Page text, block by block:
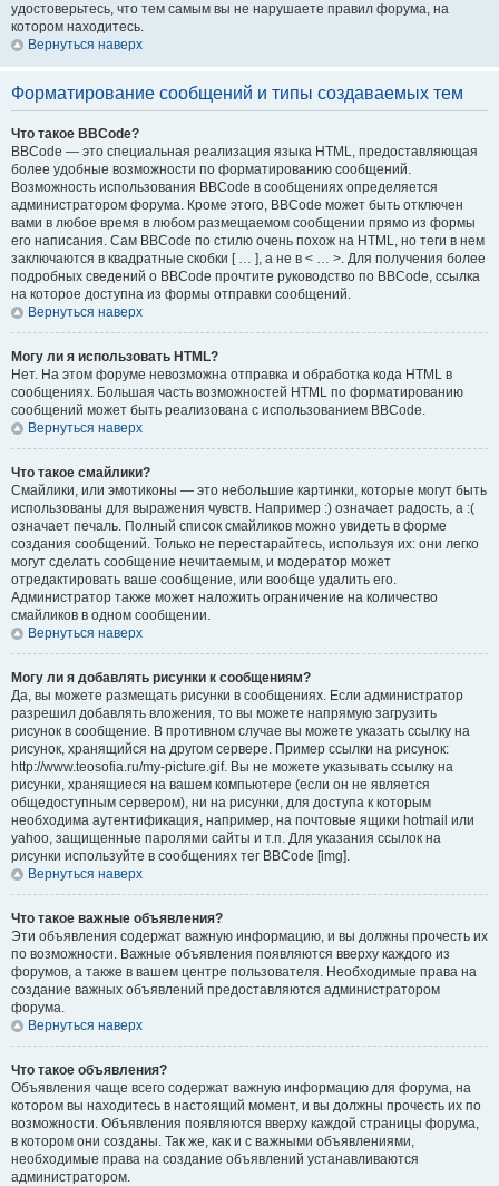
удостоверьтесь, что тем самым вы не нарушаете правил форума, на
котором находитесь.
Вернуться наверх
Форматирование сообщений и типы создаваемых тем
Что такое BBCode?
BBCode — это специальная реализация языка HTML, предоставляющая
более удобные возможности по форматированию сообщений.
Возможность использования BBCode в сообщениях определяется
администратором форума. Кроме этого, BBCode может быть отключен
вами в любое время в любом размещаемом сообщении прямо из формы
его написания. Сам BBCode по стилю очень похож на HTML, но теги в нем
заключаются в квадратные скобки [ … ], а не в < … >. Для получения более
подробных сведений о BBCode прочтите руководство по BBCode, ссылка
на которое доступна из формы отправки сообщений.
Вернуться наверх
Могу ли я использовать HTML?
Нет. На этом форуме невозможна отправка и обработка кода HTML в
сообщениях. Большая часть возможностей HTML по форматированию
сообщений может быть реализована с использованием BBCode.
Вернуться наверх
Что такое смайлики?
Смайлики, или эмотиконы — это небольшие картинки, которые могут быть
использованы для выражения чувств. Например :) означает радость, а :(
означает печаль. Полный список смайликов можно увидеть в форме
создания сообщений. Только не перестарайтесь, используя их: они легко
могут сделать сообщение нечитаемым, и модератор может
отредактировать ваше сообщение, или вообще удалить его.
Администратор также может наложить ограничение на количество
смайликов в одном сообщении.
Вернуться наверх
Могу ли я добавлять рисунки к сообщениям?
Да, вы можете размещать рисунки в сообщениях. Если администратор
разрешил добавлять вложения, то вы можете напрямую загрузить
рисунок в сообщение. В противном случае вы можете указать ссылку на
рисунок, хранящийся на другом сервере. Пример ссылки на рисунок:
http://www.teosofia.ru/my-picture.gif. Вы не можете указывать ссылку на
рисунки, хранящиеся на вашем компьютере (если он не является
общедоступным сервером), ни на рисунки, для доступа к которым
необходима аутентификация, например, на почтовые ящики hotmail или
yahoo, защищенные паролями сайты и т.п. Для указания ссылок на
рисунки используйте в сообщениях тег BBCode [img].
Вернуться наверх
Что такое важные объявления?
Эти объявления содержат важную информацию, и вы должны прочесть их
по возможности. Важные объявления появляются вверху каждого из
форумов, а также в вашем центре пользователя. Необходимые права на
создание важных объявлений предоставляются администратором
форума.
Вернуться наверх
Что такое объявления?
Объявления чаще всего содержат важную информацию для форума, на
котором вы находитесь в настоящий момент, и вы должны прочесть их по
возможности. Объявления появляются вверху каждой страницы форума,
в котором они созданы. Так же, как и с важными объявлениями,
необходимые права на создание объявлений устанавливаются
администратором.